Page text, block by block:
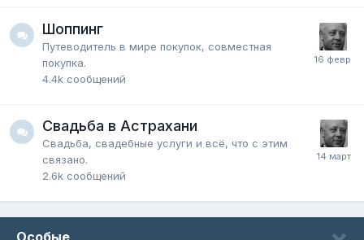
Шоппинг
Путеводитель в мире покупок, совместная
покупка.
4.4k сообщений
Свадьба в Астрахани
Свадьба, свадебные услуги и всё, что с этим
связано.
2.6k сообщений
Особые